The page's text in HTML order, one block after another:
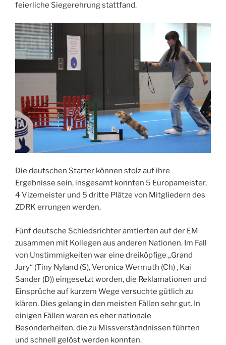
feierliche Siegerehrung stattfand.
Die deutschen Starter können stolz auf ihre
Ergebnisse sein, insgesamt konnten 5 Europameister,
4 Vizemeister und 5 dritte Plätze von Mitgliedern des
ZDRK errungen werden.
Fünf deutsche Schiedsrichter amtierten auf der EM
zusammen mit Kollegen aus anderen Nationen. Im Fall
von Unstimmigkeiten war eine dreiköpfige „Grand
Jury“ (Tiny Nyland (S), Veronica Wermuth (Ch) , Kai
Sander (D)) eingesetzt worden, die Reklamationen und
Einsprüche auf kurzem Wege versuchte gütlich zu
klären. Dies gelang in den meisten Fällen sehr gut. In
einigen Fällen waren es eher nationale
Besonderheiten, die zu Missverständnissen führten
und schnell gelöst werden konnten.